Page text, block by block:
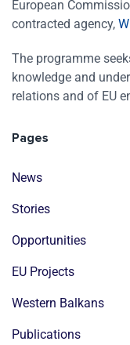
European
contracted agency,
The programme
knowledge and
relations and of EU
Pages
News
Stories
Opportunities
EU Projects
Western Balkans
Publications